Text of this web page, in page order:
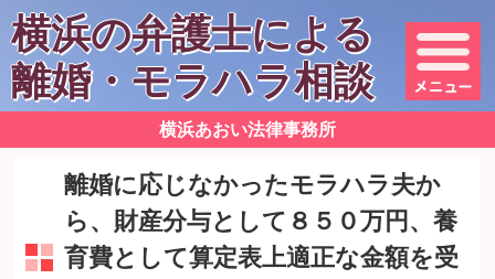
横浜の弁護士による
離婚・モラハラ相談
横浜あおい法律事務所
離婚に応じなかったモラハラ夫か
ら、財産分与として８５０万円、養
育費として算定表上適正な金額を受